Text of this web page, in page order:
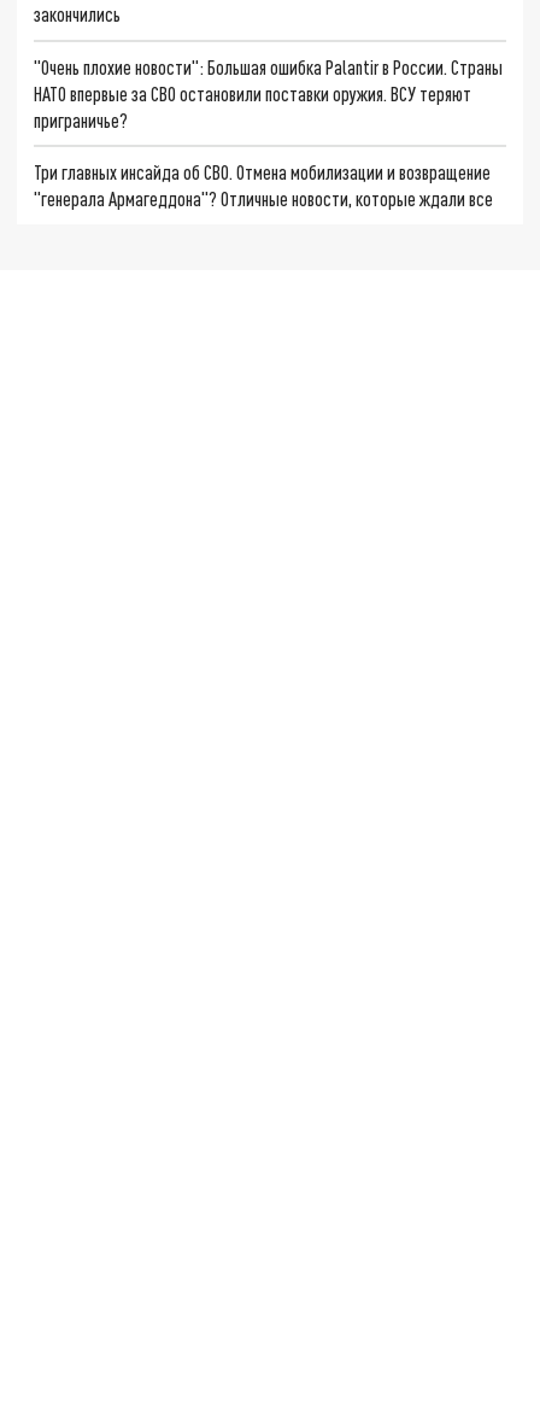
закончились
"Очень плохие новости": Большая ошибка Palantir в России. Страны
НАТО впервые за СВО остановили поставки оружия. ВСУ теряют
приграничье?
Три главных инсайда об СВО. Отмена мобилизации и возвращение
"генерала Армагеддона"? Отличные новости, которые ждали все